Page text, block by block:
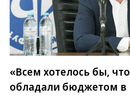
«Всем хотелось бы,
обладали бюджетом в